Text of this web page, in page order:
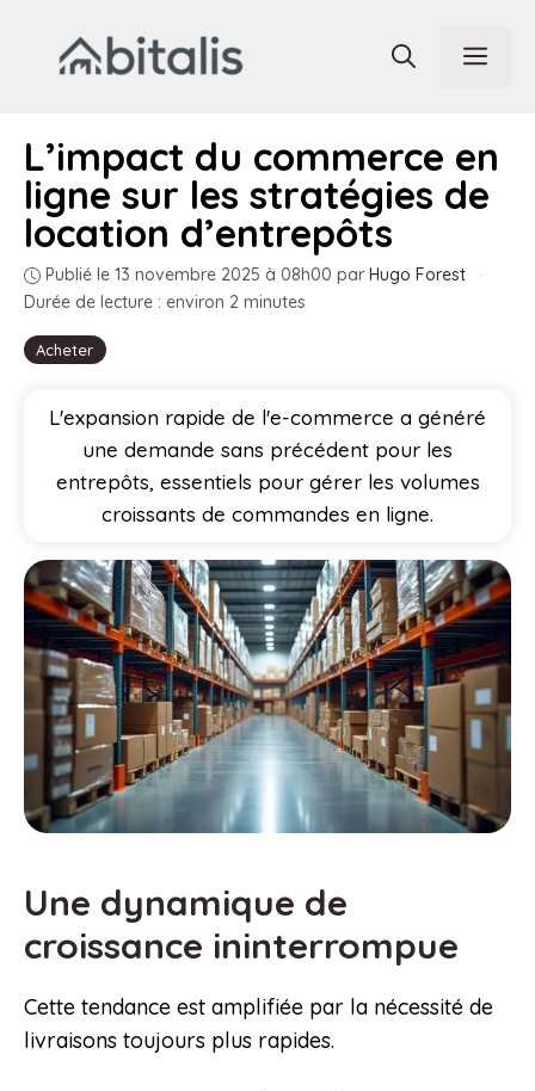
contenu
Acheter
L’impact du commerce en
ligne sur les stratégies de
location d’entrepôts
Publié le 13 novembre 2025 à 08h00 par Hugo Forest
·
Durée de lecture : environ 2 minutes
L'expansion rapide de l'e-commerce a généré
une demande sans précédent pour les
entrepôts, essentiels pour gérer les volumes
croissants de commandes en ligne.
Une dynamique de
croissance ininterrompue
Cette tendance est amplifiée par la nécessité de
livraisons toujours plus rapides.